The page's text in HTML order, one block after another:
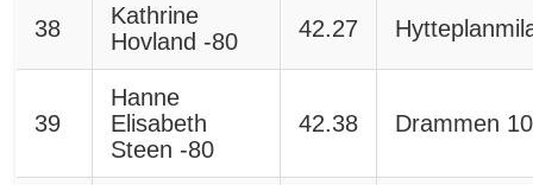
38
Kathrine
Hovland -80
42.27
39
Hanne
Elisabeth
Steen -80
42.38 Drammen